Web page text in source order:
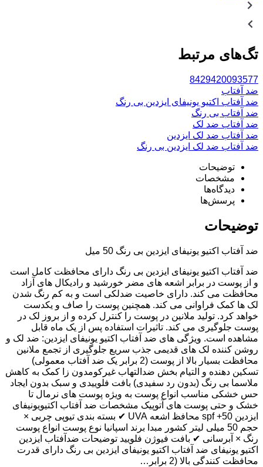
تگ‌های مرتبط
8429420093577
ضد آفتاب
ضد آفتاب اکتیو یونیفای ایزدین بی رنگ
ضد آفتاب بی رنگ
ضد آفتاب ضد لک
ضد آفتاب ضد لک ایزدین
ضد آفتاب ضد لک ایزدین بی رنگ
توضیحات
مشخصات
دیدگاه‌ها
پرسش‌ها
توضیحات
ضد آفتاب اکتیو یونیفای ایزدین بی رنگ 50 میل
ضد آفتاب اکتیو یونیفای ایزدین بی رنگ دارای محافظت کامل است
و از پوست در برابر اشعه های مضر خورشید و رادیکال های آزاد
محافظت می کند. دارای خاصیت ضدلکی است و به کم رنگ شدن
لک ها کمک فراوانی می کند. همچنین پوست را صاف و یکدست
خواهد کرد. تولید ملانین در پوست را کنترل کرده و از بروز لک در
پوست جلوگیری می کند. تاثیرات استفاده پس از یک ماه قابل
مشاهده است. ویژگی های ضد آفتاب اکتیو یونیفای ایزدین: ضد لک و
روشن کننده لک های قدیمی جذب سریع جلوگیری از تجمع ملانین
محافظت بسیار بالا از پوست (2 برابر یک ضد آفتاب معمولی)
تسکین دهنده و التیام بخش ضدالتهاب غیرکومدون زا کمک به کاهش
ملاسما بی رنگ (بدون رد سفیدی) بافت فلوییدی و سبک بدون ایجاد
حس خشکی مناسب انواع پوست به ویژه پوست های نرمال تا
خشک و حتی پوست های آتوپیک مشخصات ضد آفتاب اکتیویونیفای
ایزدین spf +50 محافظ اشعه UVA ✔ بسته بندی تیوپی چربی ×
حجم 50 میلی لیتر کشور مبدا برند اسپانیا نوع پوست انواع پوست
رنگ × آبرسانی ✔ بافت فیوژن فلویید توضیحات ضدآفتاب ایزدین
اکتیو یونیفای ضد آفتاب اکتیو یونیفای ایزدین بی رنگ دارای قدرت
محافظت کنندگی بالا (2 برابر…